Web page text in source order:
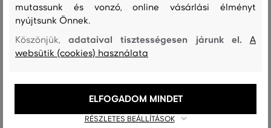
A méret sokkal nagyobb, mint
amit viselek
mutassunk és vonzó, online vásárlási élményt
nyújtsunk Önnek.
Köszönjük,adataival tisztességesen járunk el.A
websütik (cookies) használata
RÉSZLETES BEÁLLÍTÁSOK
ELFOGADOM MINDET